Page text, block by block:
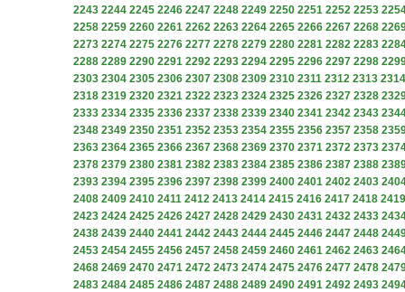
2243 2244 2245 2246 2247 2248 2249 2250 2251 2252 2253
2258 2259 2260 2261 2262 2263 2264 2265 2266 2267 2268
2273 2274 2275 2276 2277 2278 2279 2280 2281 2282 2283
2288 2289 2290 2291 2292 2293 2294 2295 2296 2297 2298
2303 2304 2305 2306 2307 2308 2309 2310 2311 2312 2313 2314
2318 2319 2320 2321 2322 2323 2324 2325 2326 2327 2328
2333 2334 2335 2336 2337 2338 2339 2340 2341 2342 2343
2348 2349 2350 2351 2352 2353 2354 2355 2356 2357 2358
2363 2364 2365 2366 2367 2368 2369 2370 2371 2372 2373
2378 2379 2380 2381 2382 2383 2384 2385 2386 2387 2388
2393 2394 2395 2396 2397 2398 2399 2400 2401 2402 2403
2408 2409 2410 2411 2412 2413 2414 2415 2416 2417 2418 2419
2423 2424 2425 2426 2427 2428 2429 2430 2431 2432 2433
2438 2439 2440 2441 2442 2443 2444 2445 2446 2447 2448
2453 2454 2455 2456 2457 2458 2459 2460 2461 2462 2463
2468 2469 2470 2471 2472 2473 2474 2475 2476 2477 2478
2483 2484 2485 2486 2487 2488 2489 2490 2491 2492 2493